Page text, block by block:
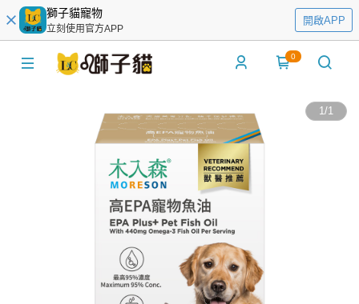
獅子貓寵物
立刻使用官方APP
開啟APP
0
1/1